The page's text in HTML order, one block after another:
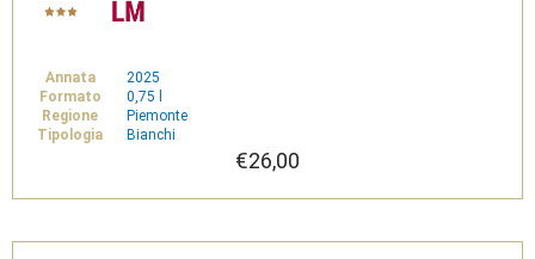
Annata
2025
Formato
0,75 l
Regione
Piemonte
Tipologia
Bianchi
€26,00